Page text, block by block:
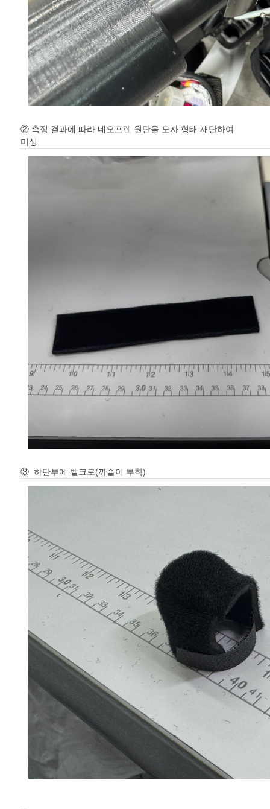
② 측정 결과에 따라 네오프렌 원단을 모자 형태 재단하여
미싱
③ 하단부에 벨크로(까슬이 부착)